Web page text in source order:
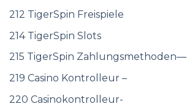
212 TigerSpin Freispiele
214 TigerSpin Slots
215 TigerSpin Zahlungsmethoden—
219 Casino Kontrolleur –
220 Casinokontrolleur-